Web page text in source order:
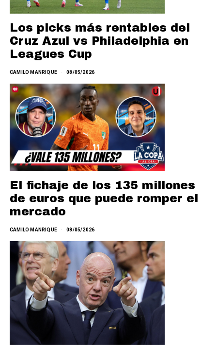
Los picks más rentables del
Cruz Azul vs Philadelphia en
Leagues Cup
CAMILO MANRIQUE 08/05/2026
El fichaje de los 135 millones
de euros que puede romper el
mercado
CAMILO MANRIQUE 08/05/2026